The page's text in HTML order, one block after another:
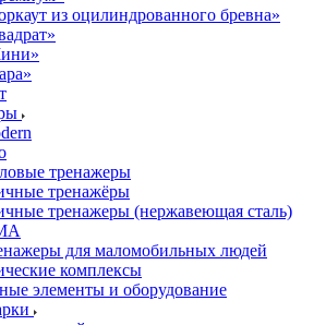
из оцилиндрованного бревна»
тренажеры
тренажёры
тренажеры (нержавеющая сталь)
для маломобильных людей
комплексы
элементы и оборудование